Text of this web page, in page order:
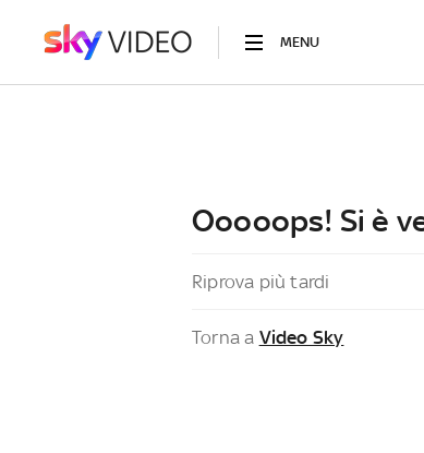
MENU
Ooooops! Si è
Riprova più tardi
Torna a Video Sky